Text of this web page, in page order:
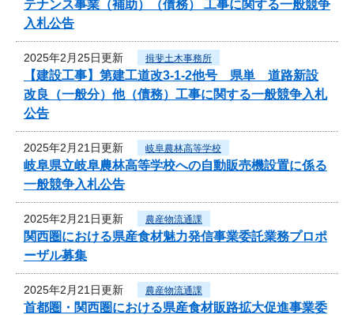
テナンス事業（補助）（債務） 工事に関する一般競争
入札公告
2025年2月25日更新 揖斐土木事務所
【建設工事】第建工道改3-1-2他号 県単 道路新設
改良（一般分）他（債務）工事に関する一般競争入札
公告
2025年2月21日更新 岐阜農林高等学校
岐阜県立岐阜農林高等学校への自動販売機設置に係る
一般競争入札公告
2025年2月21日更新 農産物流通課
関西圏における県産食材魅力発信事業委託業務プロポ
ーザル募集
2025年2月21日更新 農産物流通課
首都圏・関西圏における県産食材販路拡大促進事業委